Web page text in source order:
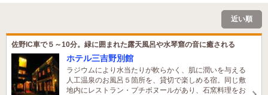
近い順
佐野IC車で５～10分。緑に囲まれた露天風呂や水琴窟の音に癒される
ホテル三吉野別館
ラジウムにより水当たりが軟らかく、肌に潤いを与える
人工温泉のお風呂５箇所を、貸切で楽しめる宿。同じ敷
地内にレストラン・プチボヌールがあり、石窯料理をお